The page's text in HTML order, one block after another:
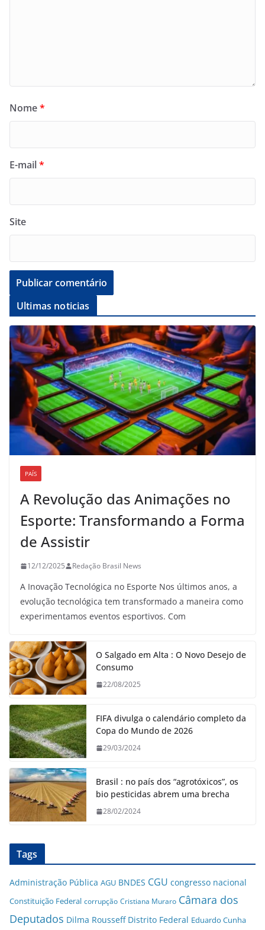
Nome*
E-mail*
Site
Ultimas noticias
PAÍS
A Revolução das Animações no
Esporte: Transformando a Forma
de Assistir
12/12/2025 Redação Brasil News
A Inovação Tecnológica no Esporte Nos últimos anos, a
evolução tecnológica tem transformado a maneira como
experimentamos eventos esportivos. Com
O Salgado em Alta : O Novo Desejo de
Consumo
22/08/2025
FIFA divulga o calendário completo da
Copa do Mundo de 2026
29/03/2024
Brasil : no país dos “agrotóxicos”, os
bio pesticidas abrem uma brecha
28/02/2024
Tags
Administração Pública AGU BNDES CGU congresso nacional
Constituição Federal corrupção Cristiana Muraro Câmara dos
Deputados Dilma Rousseff Distrito Federal Eduardo Cunha